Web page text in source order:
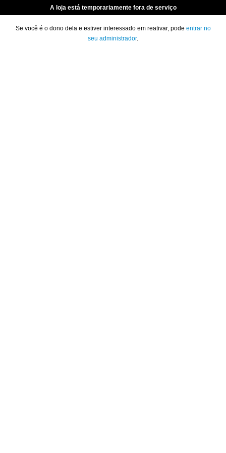
A loja está temporariamente fora de serviço
Se você é o dono dela e estiver interessado em reativar, pode entrar no
seu administrador.